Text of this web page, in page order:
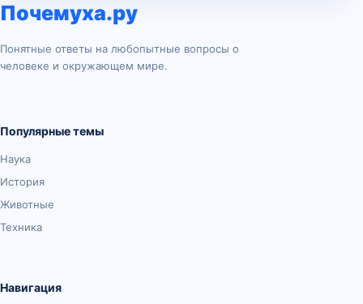
Почемуха.ру
Понятные ответы на любопытные вопросы о
человеке и окружающем мире.
Популярные темы
Наука
История
Животные
Техника
Навигация